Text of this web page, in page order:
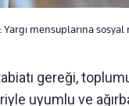
Yargı mensuplarına sosyal
gereği,
uyumlu ve